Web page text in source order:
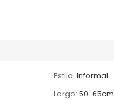
Estilo: Informal
Largo: 50-65cm